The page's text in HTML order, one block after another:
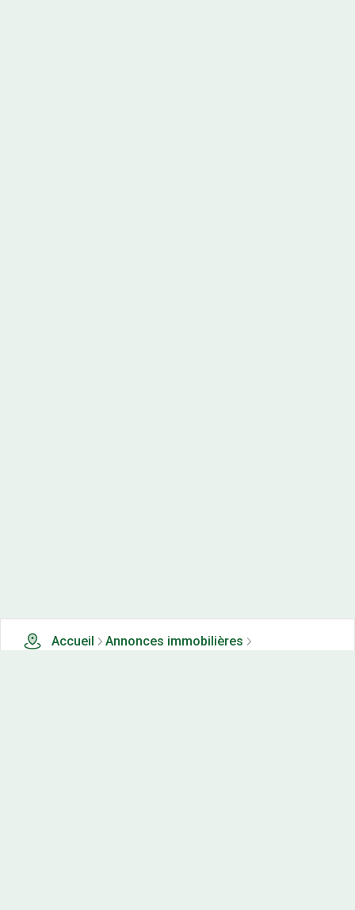
Accueil
Annonces immobilières